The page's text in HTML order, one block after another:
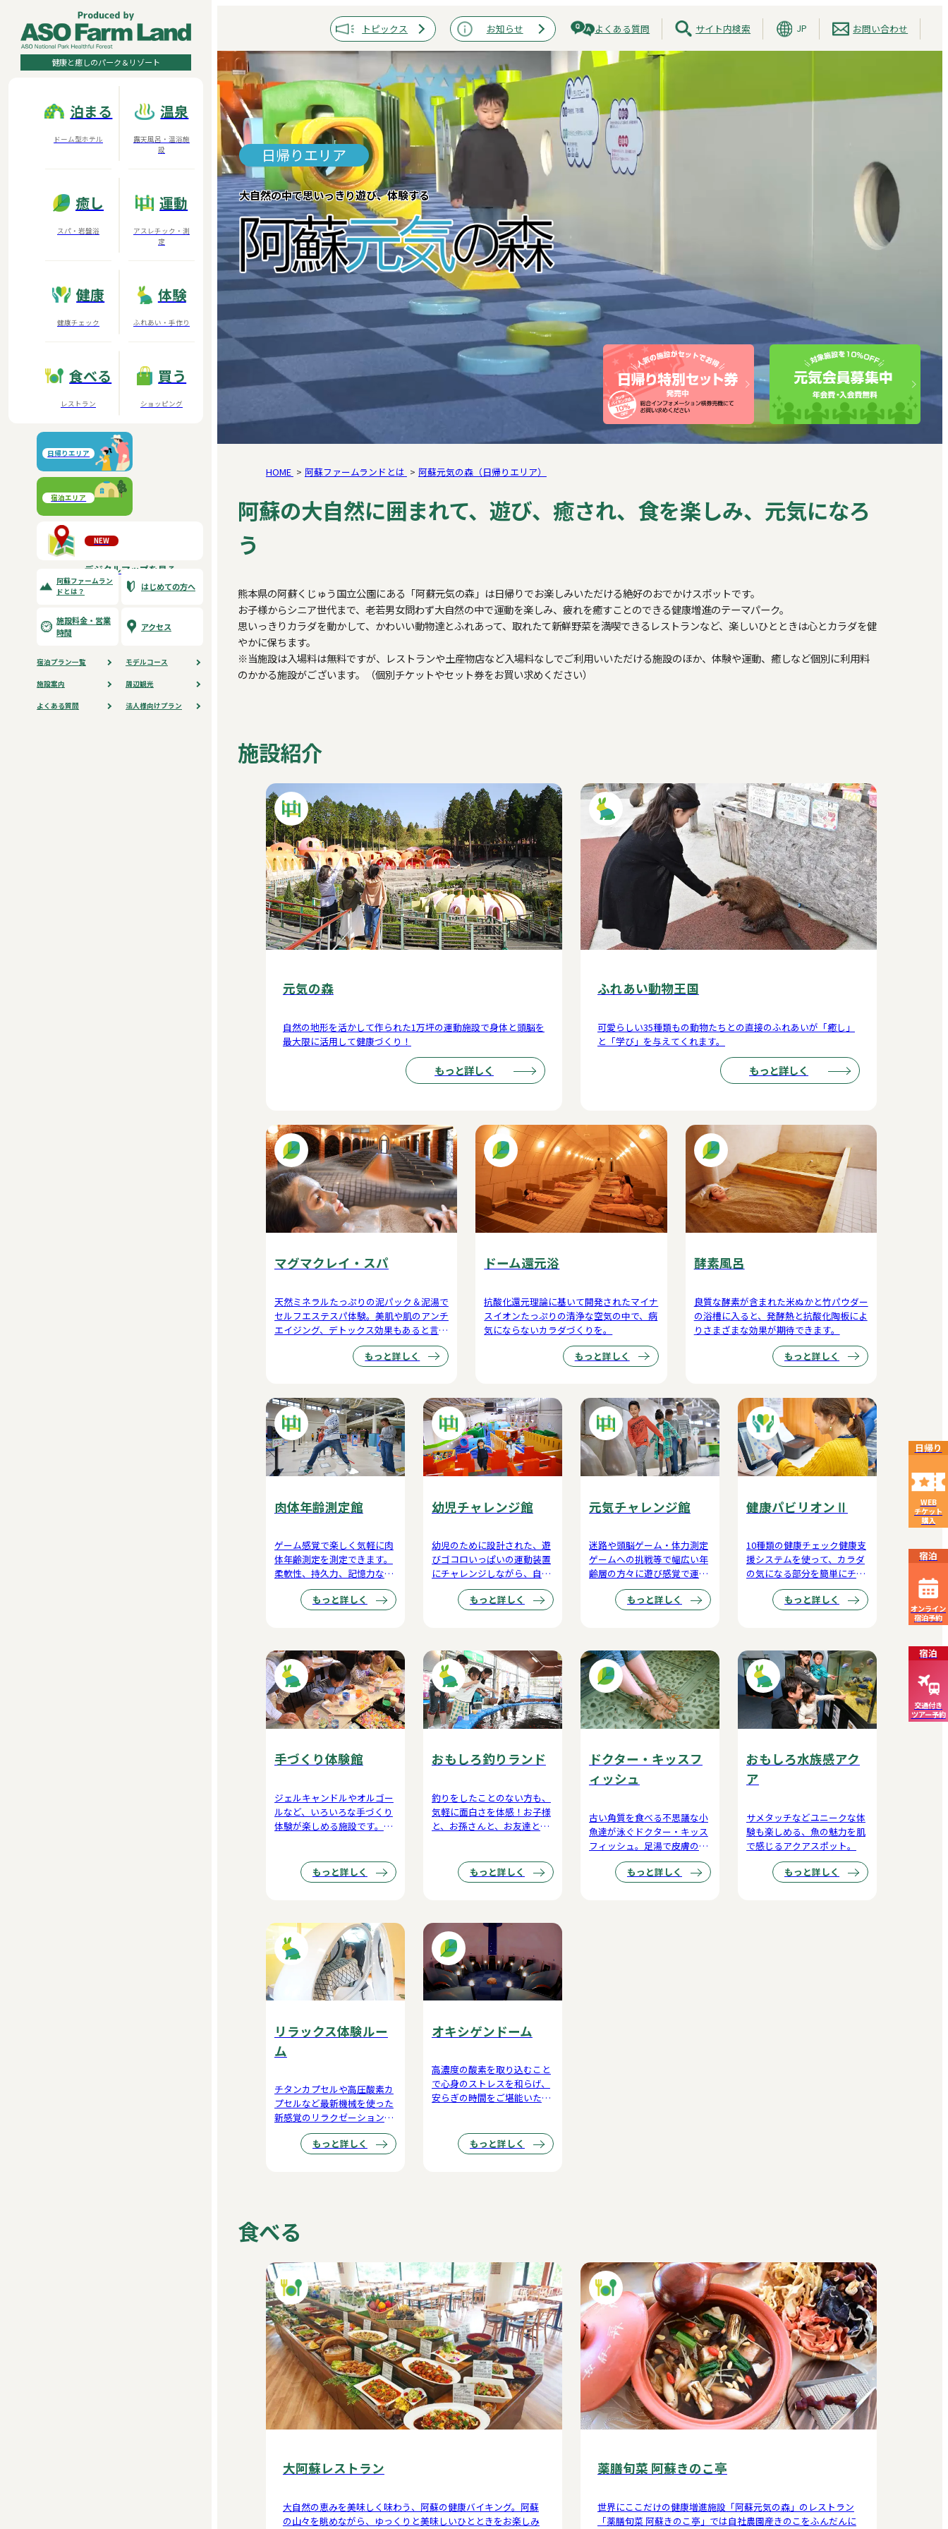
健康と癒しのパーク＆リゾート
泊まる
ドーム型ホテル
温泉
露天風呂・温浴施
設
癒し
スパ・岩盤浴
運動
アスレチック・測
定
健康
健康チェック
体験
ふれあい・手作り
食べる
レストラン
買う
ショッピング
日帰りエリア
阿蘇元気の森
宿泊エリア
大自然阿蘇健康の森
NEW
デジタルマップを見る
阿蘇ファームラン
ドとは？
はじめての方へ
施設料金・営業
時間
アクセス
宿泊プラン⼀覧 モデルコース
施設案内 周辺観光
よくある質問 法人様向けプラン
トピックス お知らせ よくある質問 サイト内検索 JP お問い合わせ
日帰りエリア
大自然の中で思いっきり遊び、体験する
HOME 阿蘇ファームランドとは 阿蘇元気の森（日帰りエリア）
阿蘇の大自然に囲まれて、遊び、癒され、食を楽しみ、元気になろ
う
熊本県の阿蘇くじゅう国立公園にある「阿蘇元気の森」は日帰りでお楽しみいただける絶好のおでかけスポットです。
お子様からシニア世代まで、老若男女問わず大自然の中で運動を楽しみ、疲れを癒すことのできる健康増進のテーマパーク。
思いっきりカラダを動かして、かわいい動物達とふれあって、取れたて新鮮野菜を満喫できるレストランなど、楽しいひとときは心とカラダを健
やかに保ちます。
※当施設は入場料は無料ですが、レストランや土産物店など入場料なしでご利用いいただける施設のほか、体験や運動、癒しなど個別に利用料
のかかる施設がございます。（個別チケットやセット券をお買い求めください）
施設紹介
元気の森
自然の地形を活かして作られた1万坪の運動施設で身体と頭脳を
最大限に活用して健康づくり！
もっと詳しく
ふれあい動物王国
可愛らしい35種類もの動物たちとの直接のふれあいが「癒し」
と「学び」を与えてくれます。
もっと詳しく
マグマクレイ・スパ
天然ミネラルたっぷりの泥パック＆泥湯で
セルフエステスパ体験。美肌や肌のアンチ
エイジング、デトックス効果もあると言わ
もっと詳しく
ドーム還元浴
抗酸化還元理論に基いて開発されたマイナ
スイオンたっぷりの清浄な空気の中で、病
気にならないカラダづくりを。
もっと詳しく
酵素風呂
良質な酵素が含まれた米ぬかと竹パウダー
の浴槽に入ると、発酵熱と抗酸化陶板によ
りさまざまな効果が期待できます。
もっと詳しく
肉体年齢測定館
ゲーム感覚で楽しく気軽に肉
体年齢測定を測定できます。
柔軟性、持久力、記憶力な
ど、9種類の測定が可能で
もっと詳しく
幼児チャレンジ館
幼児のために設計された、遊
びゴコロいっぱいの運動装置
にチャレンジしながら、自然
に楽しくカラダを動かすこと
ができます。もっと詳しく
元気チャレンジ館
迷路や頭脳ゲーム・体力測定
ゲームへの挑戦等で幅広い年
齢層の方々に遊び感覚で運動
にチャレンジしていただけま
もっと詳しく
健康パビリオンⅡ
10種類の健康チェック健康支
援システムを使って、カラダ
の気になる部分を簡単にチェ
もっと詳しく
手づくり体験館
ジェルキャンドルやオルゴー
ルなど、いろいろな手づくり
体験が楽しめる施設です。旅
もっと詳しく
おもしろ釣りランド
釣りをしたことのない方も、
気軽に面白さを体感！お子様
と、お孫さんと、お友達と一
もっと詳しく
ドクター・キッスフ
ィッシュ
古い角質を食べる不思議な小
魚達が泳ぐドクター・キッス
フィッシュ。足湯で皮膚の新
陳代謝を促進！
もっと詳しく
おもしろ水族感アク
ア
サメタッチなどユニークな体
験も楽しめる、魚の魅力を肌
で感じるアクアスポット。
もっと詳しく
リラックス体験ルー
ム
チタンカプセルや高圧酸素カ
プセルなど最新機械を使った
新感覚のリラクゼーションを
体感してください。
もっと詳しく
オキシゲンドーム
高濃度の酸素を取り込むこと
で心身のストレスを和らげ、
安らぎの時間をご堪能いただ
もっと詳しく
食べる
大阿蘇レストラン
大自然の恵みを美味しく味わう、阿蘇の健康バイキング。阿蘇
の山々を眺めながら、ゆっくりと美味しいひとときをお楽しみ
薬膳旬菜 阿蘇きのこ亭
世界にここだけの健康増進施設「阿蘇元気の森」のレストラン
「薬膳旬菜 阿蘇きのこ亭」では自社農園産きのこをふんだんに
日帰り
WEB
チケット
購入
宿泊
オンライン
宿泊予約
宿泊
交通付き
ツアー予約